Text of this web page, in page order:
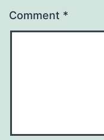
Comment *